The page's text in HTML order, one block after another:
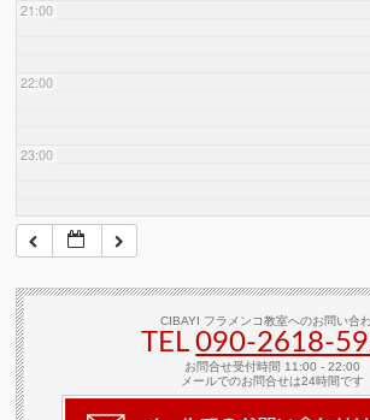
21:00
22:00
23:00
CIBAYI フラメンコ教室へのお問い合
TEL090-
お問合せ受付時間 11:00 - 22:00
メールでのお問合せは24時間です